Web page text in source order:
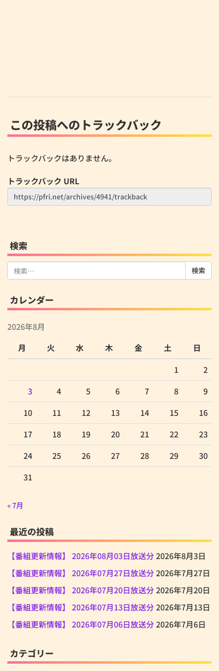
この投稿へのトラックバック
トラックバックはありません。
トラックバック URL
検索
検
索:
カレンダー
2026年8月
月
火 水 木 金 土
日
1
2
3
4 5 6 7 8
9
10
11 12 13 14 15
16
17
18 19 20 21 22
23
24
25 26 27 28 29
30
31
« 7月
最近の投稿
【番組更新情報】 2026年08月03日放送分2026年8月3日
【番組更新情報】 2026年07月27日放送分2026年7月27日
【番組更新情報】 2026年07月20日放送分2026年7月20日
【番組更新情報】 2026年07月13日放送分2026年7月13日
【番組更新情報】 2026年07月06日放送分2026年7月6日
カテゴリー